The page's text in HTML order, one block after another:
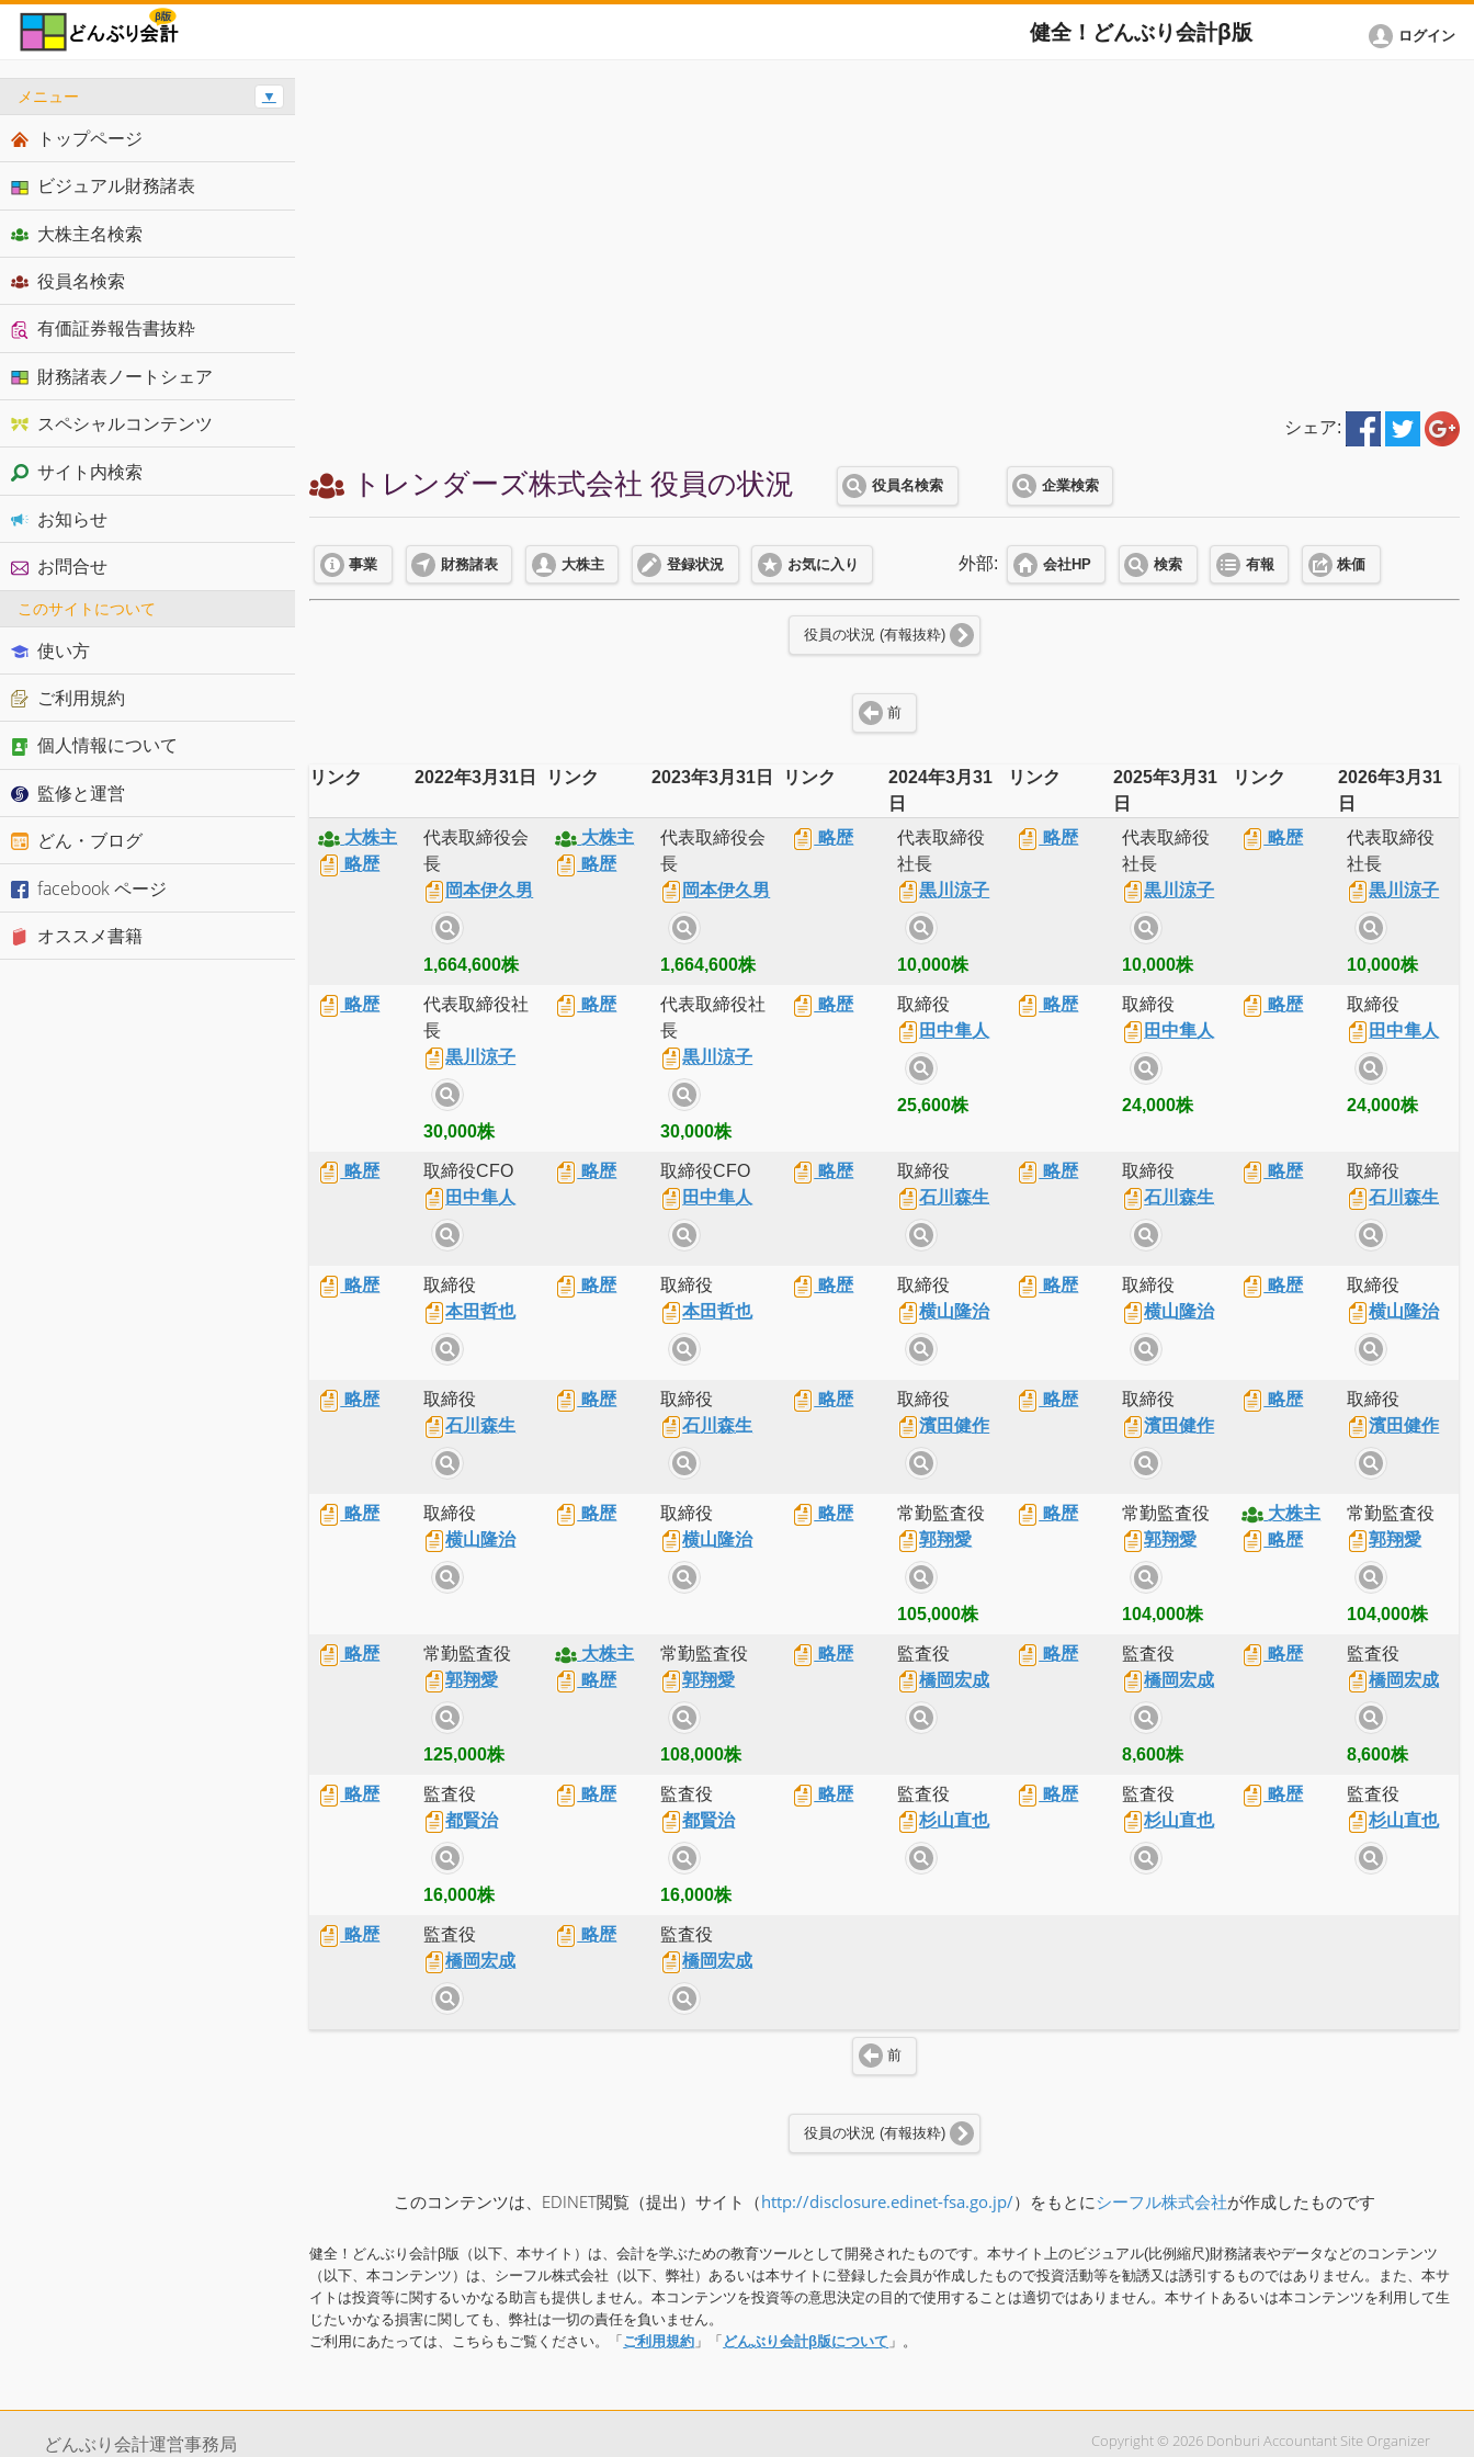
健全！どんぶり会計β版 ログイン
シェア:
トレンダーズ株式会社 役員の状況 役員名検索 企業検索
事業 財務諸表 大株主 登録状況 お気に入り 外部: 会社HP 検索 有報 株価
役員の状況 (有報抜粋)
前
リンク 2022年3月31日 リンク 2023年3月31日 リンク
2024年3月31
日
リンク
2025年3月31
日
リンク
2026年3月31
日
大株主
略歴
代表取締役会
長
岡本伊久男
1,664,600株
大株主
略歴
代表取締役会
長
岡本伊久男
1,664,600株
略歴
代表取締役
社長
黒川涼子
10,000株
略歴
代表取締役
社長
黒川涼子
10,000株
略歴
代表取締役
社長
黒川涼子
10,000株
略歴
代表取締役社
長
黒川涼子
30,000株
略歴
代表取締役社
長
黒川涼子
30,000株
略歴
取締役
田中隼人
25,600株
略歴
取締役
田中隼人
24,000株
略歴
取締役
田中隼人
24,000株
略歴
取締役CFO
田中隼人
略歴
取締役CFO
田中隼人
略歴
取締役
石川森生
略歴
取締役
石川森生
略歴
取締役
石川森生
略歴
取締役
本田哲也
略歴
取締役
本田哲也
略歴
取締役
横山隆治
略歴
取締役
横山隆治
略歴
取締役
横山隆治
略歴
取締役
石川森生
略歴
取締役
石川森生
略歴
取締役
濱田健作
略歴
取締役
濱田健作
略歴
取締役
濱田健作
略歴
取締役
横山隆治
略歴
取締役
横山隆治
略歴
常勤監査役
郭翔愛
105,000株
略歴
常勤監査役
郭翔愛
104,000株
大株主
略歴
常勤監査役
郭翔愛
104,000株
略歴
常勤監査役
郭翔愛
125,000株
大株主
略歴
常勤監査役
郭翔愛
108,000株
略歴
監査役
橋岡宏成
略歴
監査役
橋岡宏成
8,600株
略歴
監査役
橋岡宏成
8,600株
略歴
監査役
都賢治
16,000株
略歴
監査役
都賢治
16,000株
略歴
監査役
杉山直也
略歴
監査役
杉山直也
略歴
監査役
杉山直也
略歴
監査役
橋岡宏成
略歴
監査役
橋岡宏成
前
役員の状況 (有報抜粋)
このコンテンツは、EDINET閲覧（提出）サイト（http://disclosure.edinet-fsa.go.jp/）をもとにシーフル株式会社が作成したものです
健全！どんぶり会計β版（以下、本サイト）は、会計を学ぶための教育ツールとして開発されたものです。本サイト上のビジュアル(比例縮尺)財務諸表やデータなどのコンテンツ
（以下、本コンテンツ）は、シーフル株式会社（以下、弊社）あるいは本サイトに登録した会員が作成したもので投資活動等を勧誘又は誘引するものではありません。また、本サ
イトは投資等に関するいかなる助言も提供しません。本コンテンツを投資等の意思決定の目的で使用することは適切ではありません。本サイトあるいは本コンテンツを利用して生
じたいかなる損害に関しても、弊社は一切の責任を負いません。
ご利用にあたっては、こちらもご覧ください。「 ご利用規約 」「 どんぶり会計β版について 」。
メニュー ▼
トップページ
ビジュアル財務諸表
大株主名検索
役員名検索
有価証券報告書抜粋
財務諸表ノートシェア
スペシャルコンテンツ
サイト内検索
お知らせ
お問合せ
このサイトについて
使い方
ご利用規約
個人情報について
監修と運営
どん・ブログ
facebook ページ
オススメ書籍
どんぶり会計運営事務局 Copyright © 2026 Donburi Accountant Site Organizer